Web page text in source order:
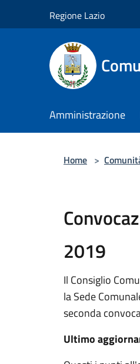
Regione Lazio
Amministrazione
Home >
2019
Il Consiglio
la Sede
seconda
Ultimo